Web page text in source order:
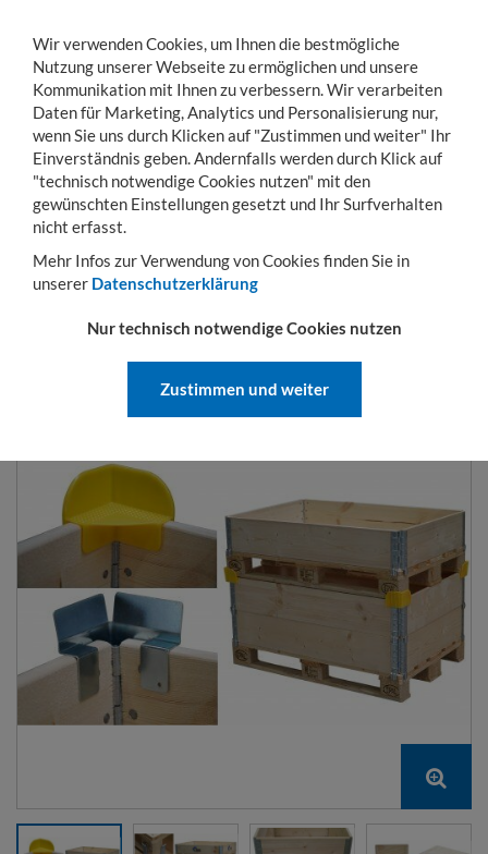
Toggle
navigation
MENÜ KONTO WARENKORB
Sie sind hier: Lager- & Transportgestelle
ZUBEHÖR FÜR
HOLZAUFSATZRAHMEN
Wir verwenden Cookies, um Ihnen die bestmögliche
Nutzung unserer Webseite zu ermöglichen und unsere
Kommunikation mit Ihnen zu verbessern. Wir verarbeiten
Daten für Marketing, Analytics und Personalisierung nur,
wenn Sie uns durch Klicken auf "Zustimmen und weiter" Ihr
Einverständnis geben. Andernfalls werden durch Klick auf
"technisch notwendige Cookies nutzen" mit den
gewünschten Einstellungen gesetzt und Ihr Surfverhalten
nicht erfasst.
Mehr Infos zur Verwendung von Cookies finden Sie in
unserer Datenschutzerklärung
Nur technisch notwendige Cookies nutzen
Zustimmen und weiter